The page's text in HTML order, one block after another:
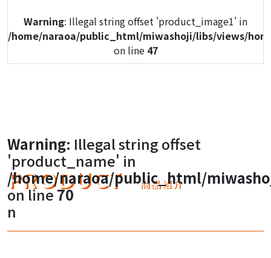
PRODUCT 商品紹介
Warning: Illegal string offset 'product_image1' in
/home/naraoa/public_html/miwashoji/libs/views/
on line 47
Warning
: Illegal string offset 'product_image1' in
/home/naraoa/public_html/miwashoji/libs/views/
on line
Warning: Illegal string offset 'product_image1' in
/home/naraoa/public_html/miwashoji/libs/views/
Warning: Illegal string offset
'product_name' in
/home/naraoa/public_html/
on line70
n